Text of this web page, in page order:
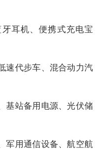
耳机、便携式充电宝
速代步车、混合动力汽
基站备用电源、光伏储
军用通信设备、航空航